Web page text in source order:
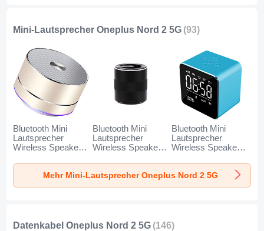
Mini-Lautsprecher Oneplus Nord 2 5G (93)
Bluetooth Mini
Lautsprecher
Wireless Speaker
Oneplus Nord 2 5G
Bluetooth Mini
Lautsprecher
Wireless Speaker
Oneplus Nord 2 5G
Schwarz
Bluetooth Mini
Lautsprecher
Wireless Speaker
Oneplus Nord 2 5G
Blau
Mehr Mini-Lautsprecher Oneplus Nord 2 5G
Datenkabel Oneplus Nord 2 5G (146)